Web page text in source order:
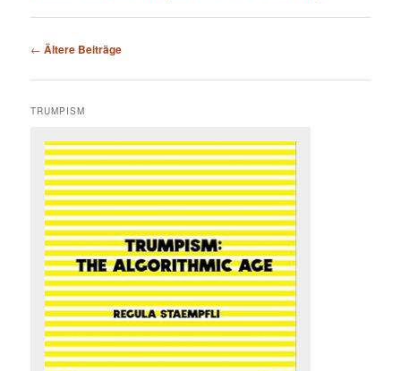
Beitragsnavigation
← Ältere Beiträge
TRUMPISM